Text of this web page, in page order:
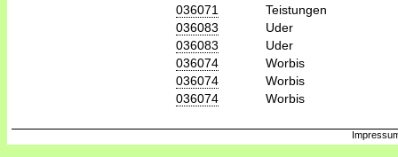
036071
Teistungen
036083
Uder
036083
Uder
036074
Worbis
036074
Worbis
036074
Worbis